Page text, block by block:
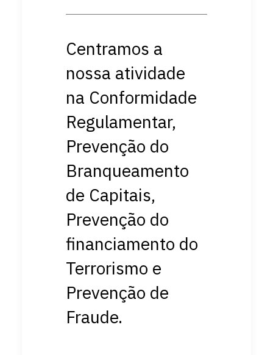
Centramos a
nossa atividade
na Conformidade
Regulamentar,
Prevenção do
Branqueamento
de Capitais,
Prevenção do
financiamento do
Terrorismo e
Prevenção de
Fraude.